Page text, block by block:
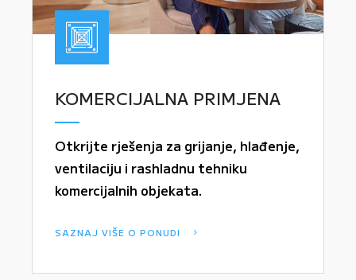
KOMERCIJALNA PRIMJENA
Otkrijte rješenja za grijanje, hlađenje,
ventilaciju i rashladnu tehniku
komercijalnih objekata.
SAZNAJ VIŠE O PONUDI